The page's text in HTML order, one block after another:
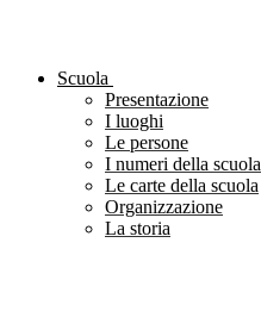
Scuola
Presentazione
I luoghi
Le persone
I numeri della scuola
Le carte della scuola
Organizzazione
La storia